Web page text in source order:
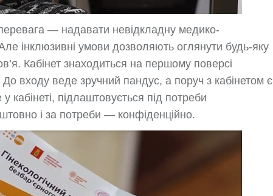
— надавати невідкладну медико-
інклюзивні умови дозволяють оглянути будь-яку
Кабінет знаходиться на першому поверсі
входу веде зручний пандус, а поруч з кабінетом є
підлаштовується під потреби
і за потреби — конфіденційно.